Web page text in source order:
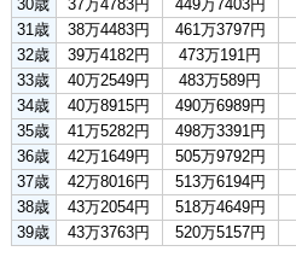
30歳
37万4783円 449万7403円
31歳
38万4483円 461万3797円
32歳
39万4182円 473万191円
33歳
40万2549円 483万589円
34歳
40万8915円 490万6989円
35歳
41万5282円 498万3391円
36歳
42万1649円 505万9792円
37歳
42万8016円 513万6194円
38歳
43万2054円 518万4649円
39歳
43万3763円 520万5157円